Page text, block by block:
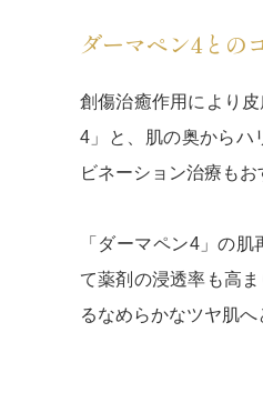
ダーマペン4との
創傷治癒作用により
4」と、肌の奥からハ
ビネーション治療もお
「ダーマペン4」の
て薬剤の浸透率も高
るなめらかなツヤ肌へ